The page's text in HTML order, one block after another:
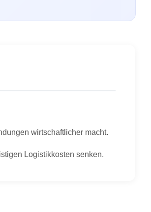
wirtschaftlicher macht.
Logistikkosten senken.